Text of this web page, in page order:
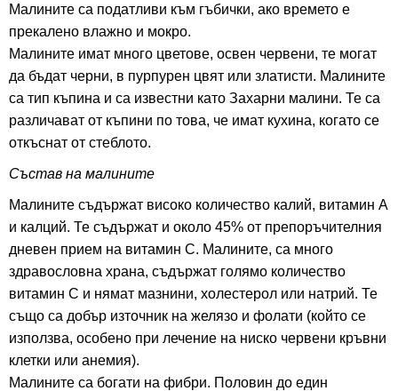
Малините са податливи към гъбички, ако времето е
прекалено влажно и мокро.
Малините имат много цветове, освен червени, те могат
да бъдат черни, в пурпурен цвят или златисти. Малините
са тип къпина и са известни като Захарни малини. Те са
различават от къпини по това, че имат кухина, когато се
откъснат от стеблото.
Състав на малините
Малините съдържат високо количество калий, витамин А
и калций. Те съдържат и около 45% от препоръчителния
дневен прием на витамин C. Малините, са много
здравословна храна, съдържат голямо количество
витамин C и нямат мазнини, холестерол или натрий. Те
също са добър източник на желязо и фолати (който се
използва, особено при лечение на ниско червени кръвни
клетки или анемия).
Малините са богати на фибри. Половин до един